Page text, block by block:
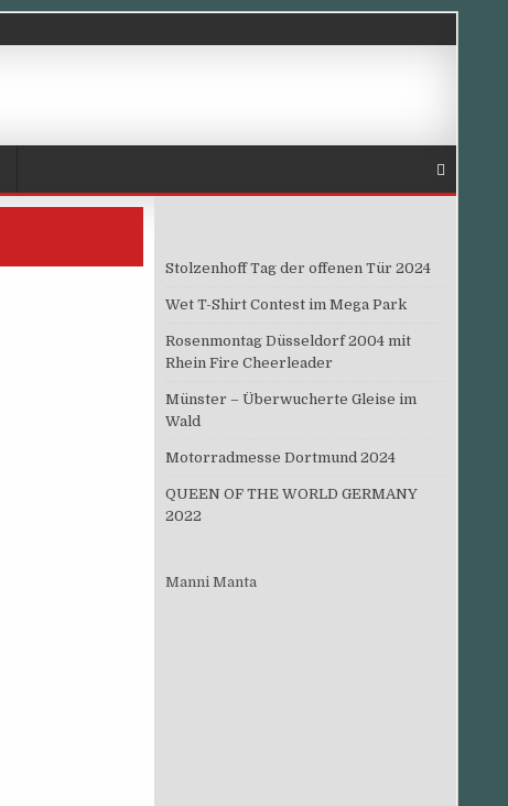
Stolzenhoff Tag der offenen Tür 2024
Wet T-Shirt Contest im Mega Park
Rosenmontag Düsseldorf 2004 mit
Rhein Fire Cheerleader
Münster – Überwucherte Gleise im
Wald
Motorradmesse Dortmund 2024
QUEEN OF THE WORLD GERMANY
2022
Manni Manta